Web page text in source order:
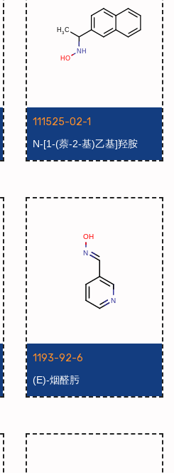
111525-02-1
N-[1-(萘-2-基)乙基]羟胺
1193-92-6
(E)-烟醛肟